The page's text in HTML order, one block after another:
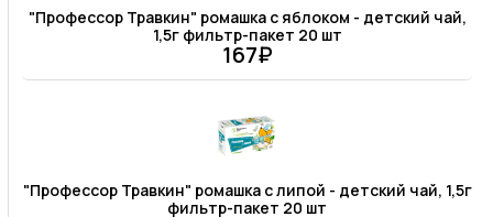
"Профессор Травкин" ромашка с яблоком - детский чай,
1,5г фильтр-пакет 20 шт
167₽
"Профессор Травкин" ромашка с липой - детский чай, 1,5г
фильтр-пакет 20 шт